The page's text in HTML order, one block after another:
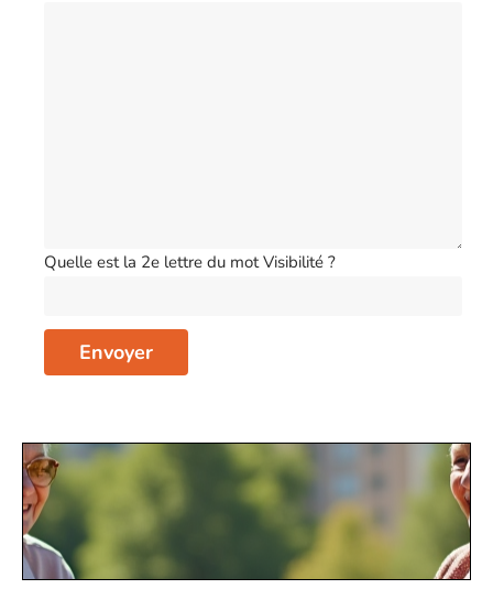
Quelle est la 2e lettre du mot Visibilité ?